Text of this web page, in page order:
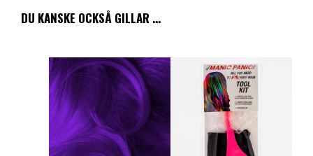
DU KANSKE OCKSÅ GILLAR …